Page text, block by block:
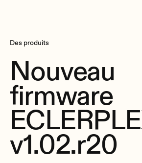
Des produits
Nouveau
firmware
v1.02.r20